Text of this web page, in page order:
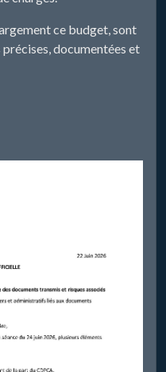
ce budget, sont
documentées et